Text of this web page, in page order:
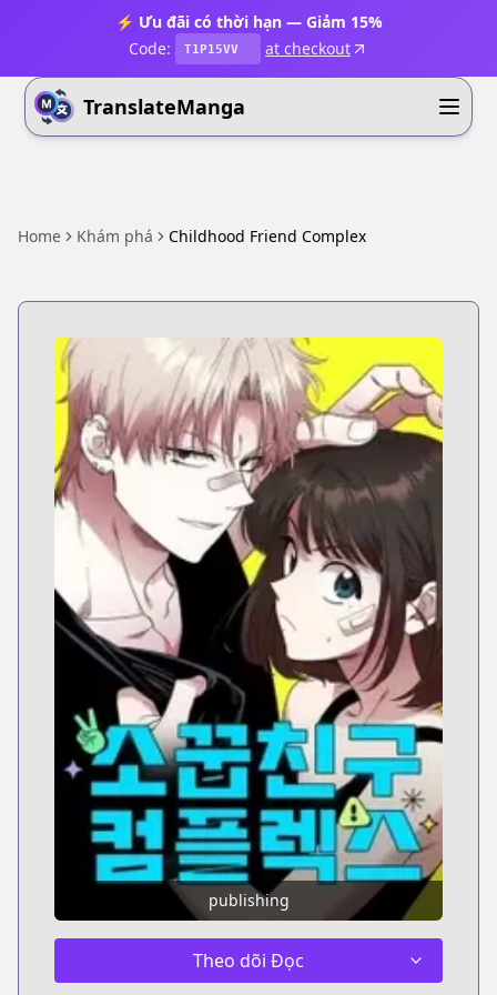
⚡ Ưu đãi có thời hạn — Giảm 15%
Code:
T1P15VV at checkout
TranslateManga
Home Khám phá Childhood Friend Complex
publishing
Theo dõi Đọc